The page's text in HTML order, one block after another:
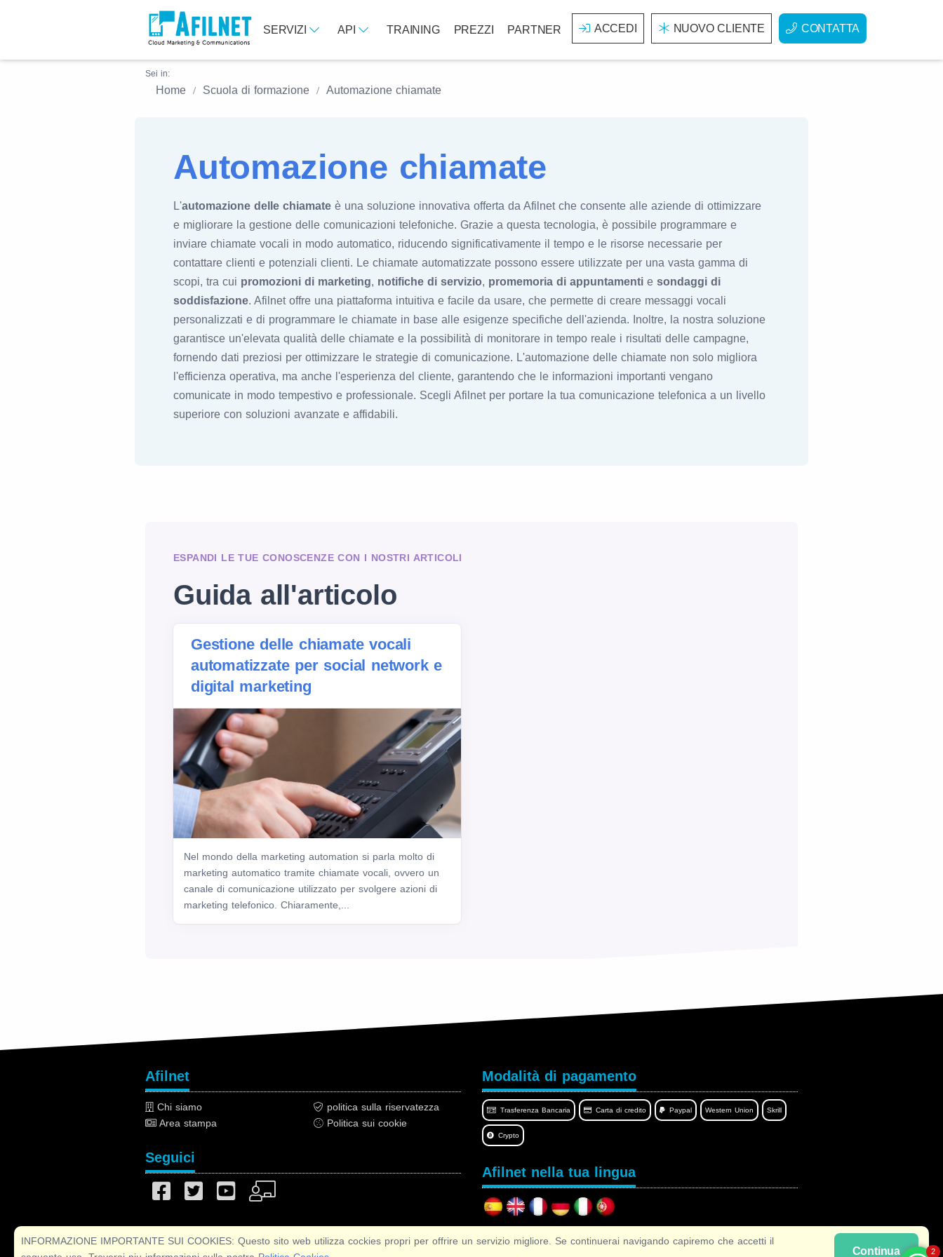
SERVIZI API TRAINING PREZZI PARTNER ACCEDI NUOVO CLIENTE CONTATTA
Sei in:
Home Scuola di formazione Automazione chiamate
Automazione chiamate
L'automazione delle chiamate è una soluzione innovativa offerta da Afilnet che consente alle aziende di ottimizzare
e migliorare la gestione delle comunicazioni telefoniche. Grazie a questa tecnologia, è possibile programmare e
inviare chiamate vocali in modo automatico, riducendo significativamente il tempo e le risorse necessarie per
contattare clienti e potenziali clienti. Le chiamate automatizzate possono essere utilizzate per una vasta gamma di
scopi, tra cui promozioni di marketing, notifiche di servizio, promemoria di appuntamenti e sondaggi di
soddisfazione. Afilnet offre una piattaforma intuitiva e facile da usare, che permette di creare messaggi vocali
personalizzati e di programmare le chiamate in base alle esigenze specifiche dell'azienda. Inoltre, la nostra soluzione
garantisce un'elevata qualità delle chiamate e la possibilità di monitorare in tempo reale i risultati delle campagne,
fornendo dati preziosi per ottimizzare le strategie di comunicazione. L'automazione delle chiamate non solo migliora
l'efficienza operativa, ma anche l'esperienza del cliente, garantendo che le informazioni importanti vengano
comunicate in modo tempestivo e professionale. Scegli Afilnet per portare la tua comunicazione telefonica a un livello
superiore con soluzioni avanzate e affidabili.
ESPANDI LE TUE CONOSCENZE CON I NOSTRI ARTICOLI
Guida all'articolo
Gestione delle chiamate vocali
automatizzate per social network e
digital marketing
Nel mondo della marketing automation si parla molto di
marketing automatico tramite chiamate vocali, ovvero un
canale di comunicazione utilizzato per svolgere azioni di
marketing telefonico. Chiaramente,...
Continua
INFORMAZIONE IMPORTANTE SUI COOKIES: Questo sito web utilizza cockies propri per offrire un servizio migliore. Se continuerai navigando capiremo che accetti il
Afilnet
Chi siamo
Area stampa
politica sulla riservatezza
Politica sui cookie
Seguici
Modalità di pagamento
Trasferenza Bancaria Carta di credito Paypal Western Union Skrill
Crypto
Afilnet nella tua lingua
Copyright © 2026 Afilnet· Tutti i diritti Riservati 2